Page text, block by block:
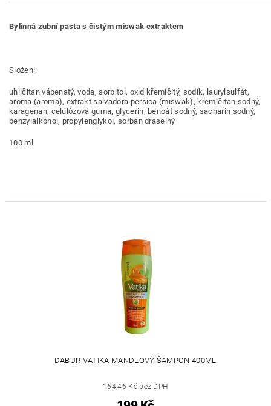
Bylinná zubní pasta s čistým miswak extraktem
Složení:
uhličitan vápenatý, voda, sorbitol, oxid křemičitý, sodík, laurylsulfát,
aroma (aroma), extrakt salvadora persica (miswak), křemičitan sodný,
karagenan, celulózová guma, glycerin, benoát sodný, sacharin sodný,
benzylalkohol, propylenglykol, sorban draselný
100 ml
DABUR VATIKA MANDLOVÝ ŠAMPON 400ML
164,46 Kč bez DPH